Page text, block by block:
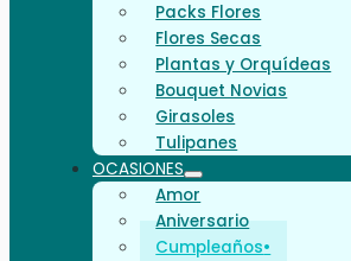
Packs Flores
Flores Secas
Plantas y Orquídeas
Bouquet Novias
Girasoles
Tulipanes
OCASIONES
Amor
Aniversario
Cumpleaños